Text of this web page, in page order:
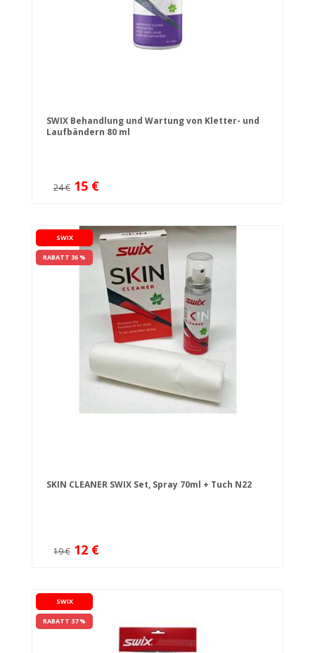
SWIX Behandlung und Wartung von Kletter- und
Laufbändern 80 ml
24 € 15 €
SWIX
RABATT 36 %
SKIN CLEANER SWIX Set, Spray 70ml + Tuch N22
19 € 12 €
SWIX
RABATT 37 %